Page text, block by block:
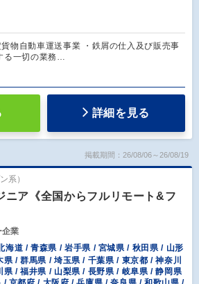
貨物自動車運送事業 ・鉄屑の仕入及び販売事
る一切の業務…
詳細を見る
掲載期間：26/08/06～26/08/19
系）
ニア《全国からフルリモート&フ
企業
海道 / 青森県 / 岩手県 / 宮城県 / 秋田県 / 山形
/ 群馬県 / 埼玉県 / 千葉県 / 東京都 / 神奈川
県 / 福井県 / 山梨県 / 長野県 / 岐阜県 / 静岡県